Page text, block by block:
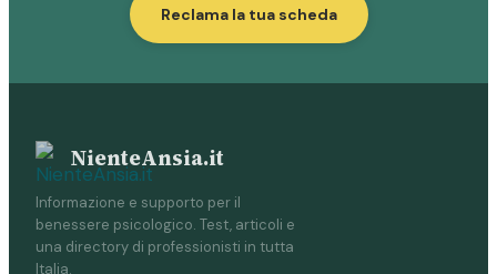
Reclama la tua scheda
NienteAnsia.it
Informazione e supporto per il
benessere psicologico. Test, articoli e
una directory di professionisti in tutta
Italia.